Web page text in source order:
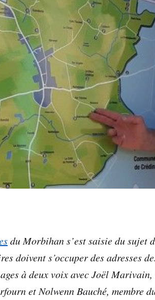
du Morbihan s’est saisie du sujet
doivent s’occuper des adresses
à deux voix avec Joël Marivain,
et Nolwenn Bauché, membre